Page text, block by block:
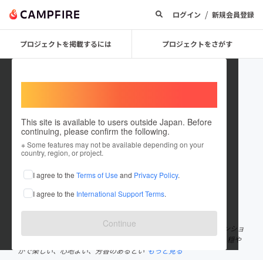
ログイン / 新規会員登録
プロジェクトを掲載するには プロジェクトをさがす
This site is available to users outside Japan. Before
continuing, please confirm the following.
※ Some features may not be available depending on your
country, region, or project.
I agree to the Terms of Use and Privacy Policy.
I agree to the International Support Terms.
Continue
nasu_balmy
これまでに1件のプロジェクトを投稿しています
在住国：日本 現在地：未設定
出身国：日本 出身地：未設定
ペンションBalmy（バルミー） 那須町の美しい自然に囲まれたペンショ
ンBalmyは、穏やかで楽しい宿泊施設です。名前の「Balmy」は、穏や
かで楽しい、心地よい、芳香のあるとい もっと見る